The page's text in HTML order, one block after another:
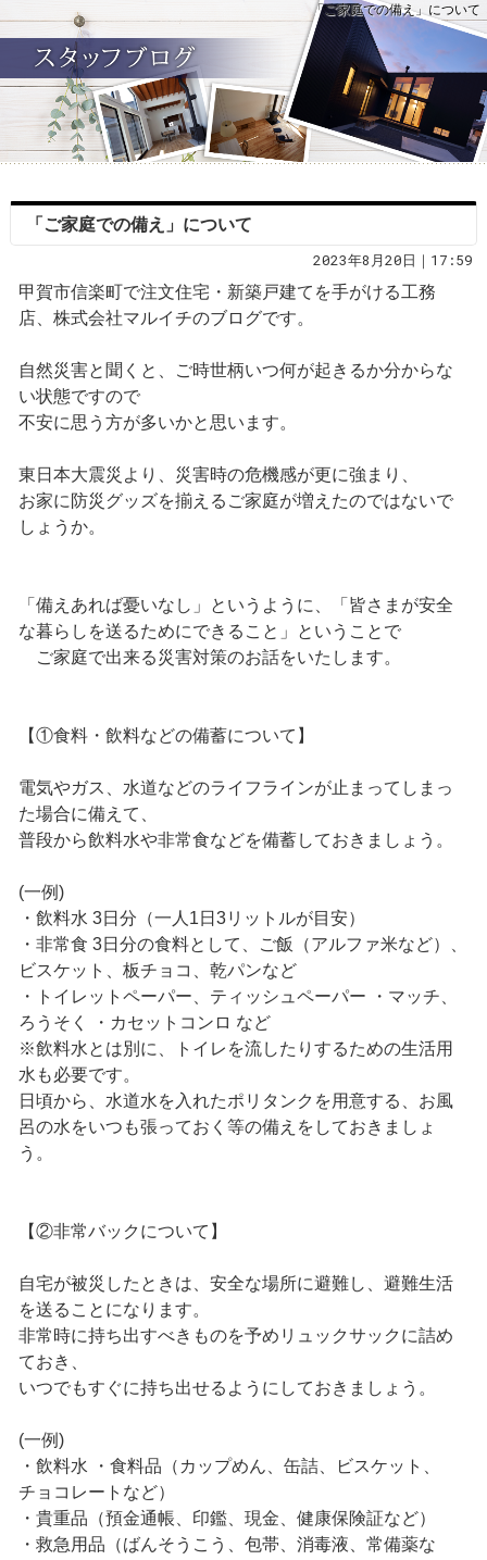
「ご家庭での備え」について
「ご家庭での備え」について
2023年8月20日｜17:59
甲賀市信楽町で注文住宅・新築戸建てを手がける工務
店、株式会社マルイチのブログです。
自然災害と聞くと、ご時世柄いつ何が起きるか分からな
い状態ですので
不安に思う方が多いかと思います。
東日本大震災より、災害時の危機感が更に強まり、
お家に防災グッズを揃えるご家庭が増えたのではないで
しょうか。
「備えあれば憂いなし」というように、「皆さまが安全
な暮らしを送るためにできること」ということで
ご家庭で出来る災害対策のお話をいたします。
【①食料・飲料などの備蓄について】
電気やガス、水道などのライフラインが止まってしまっ
た場合に備えて、
普段から飲料水や非常食などを備蓄しておきましょう。
(一例)
・飲料水 3日分（一人1日3リットルが目安）
・非常食 3日分の食料として、ご飯（アルファ米など）、
ビスケット、板チョコ、乾パンなど
・トイレットペーパー、ティッシュペーパー ・マッチ、
ろうそく ・カセットコンロ など
※飲料水とは別に、トイレを流したりするための生活用
水も必要です。
日頃から、水道水を入れたポリタンクを用意する、お風
呂の水をいつも張っておく等の備えをしておきましょ
う。
【②非常バックについて】
自宅が被災したときは、安全な場所に避難し、避難生活
を送ることになります。
非常時に持ち出すべきものを予めリュックサックに詰め
ておき、
いつでもすぐに持ち出せるようにしておきましょう。
(一例)
・飲料水 ・食料品（カップめん、缶詰、ビスケット、
チョコレートなど）
・貴重品（預金通帳、印鑑、現金、健康保険証など）
・救急用品（ばんそうこう、包帯、消毒液、常備薬な